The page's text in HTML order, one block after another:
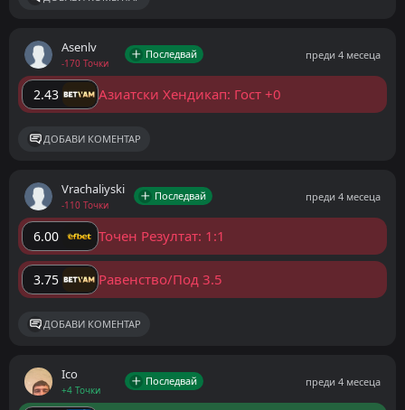
Asenlv
-170 Точки
Последвай преди 4 месеца
2.43 Азиатски Хендикап: Гост +0
ДОБАВИ КОМЕНТАР
Vrachaliyski
-110 Точки
Последвай преди 4 месеца
6.00 Точен Резултат: 1:1
3.75 Равенство/Под 3.5
ДОБАВИ КОМЕНТАР
Ico
+4 Точки
Последвай преди 4 месеца